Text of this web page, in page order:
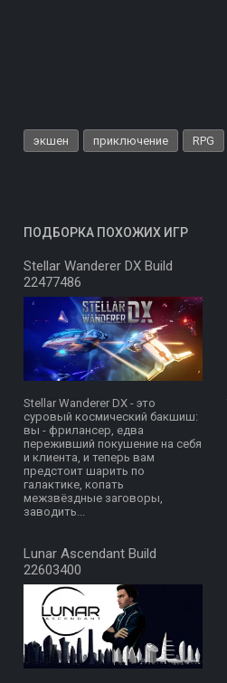
экшен приключение RPG
ПОДБОРКА ПОХОЖИХ ИГР
Stellar Wanderer DX Build
22477486
Stellar Wanderer DX - это
суровый космический бакшиш:
вы - фрилансер, едва
переживший покушение на себя
и клиента, и теперь вам
предстоит шарить по
галактике, копать
межзвёздные заговоры,
заводить...
Lunar Ascendant Build
22603400